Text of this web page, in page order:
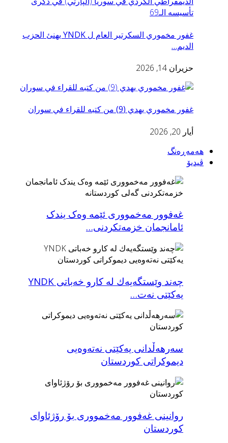
غفور مخموري السكرتير العام ل YNDK يهنئ الحزب
الديم…
حزيران 14, 2026
غفور مخموري يهدي (9) من كتبه للقراء في سوران
أيار 20, 2026
هەمەڕەنگ
ڤیدیۆ
غەفوور مەخمووری ئێمە وەک یندک
ئامانجمان خزمەتکردنى…
چه‌ند وێستگه‌یه‌ك له‌ كارو خه‌باتی YNDK
یەکێتی نەت…
سەرهەڵدانی یەکێتی نەتەوەیی
دیموکراتی کوردستان
روانینی غه‌فوور مه‌خمووری بۆ رۆژئاوای
كوردستان